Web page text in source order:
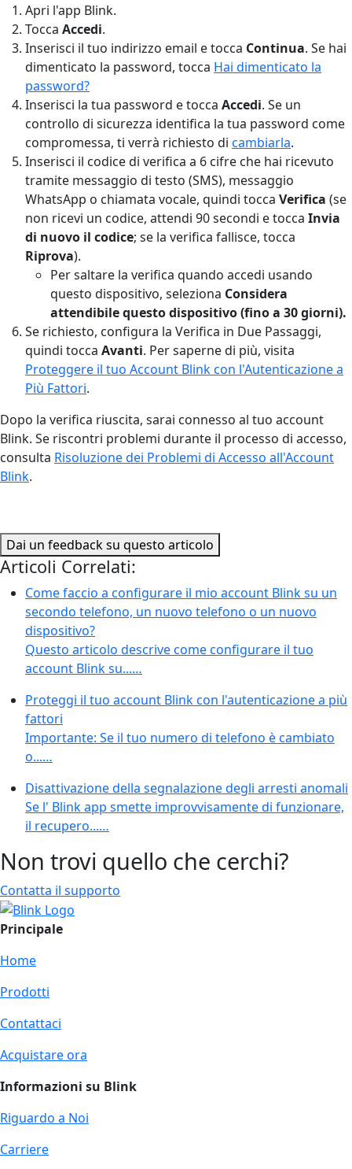
Apri l'app Blink.
Tocca Accedi.
Inserisci il tuo indirizzo email e tocca Continua. Se hai
dimenticato la password, tocca Hai dimenticato la
password?
Inserisci la tua password e tocca Accedi. Se un
controllo di sicurezza identifica la tua password come
compromessa, ti verrà richiesto di cambiarla.
Inserisci il codice di verifica a 6 cifre che hai ricevuto
tramite messaggio di testo (SMS), messaggio
WhatsApp o chiamata vocale, quindi tocca Verifica (se
non ricevi un codice, attendi 90 secondi e tocca Invia
di nuovo il codice; se la verifica fallisce, tocca
Riprova).
Per saltare la verifica quando accedi usando
questo dispositivo, seleziona Considera
attendibile questo dispositivo (fino a 30 giorni).
Se richiesto, configura la Verifica in Due Passaggi,
quindi tocca Avanti. Per saperne di più, visita
Proteggere il tuo Account Blink con l'Autenticazione a
Più Fattori.
Dopo la verifica riuscita, sarai connesso al tuo account
Blink. Se riscontri problemi durante il processo di accesso,
consulta Risoluzione dei Problemi di Accesso all'Account
Blink.
Dai un feedback su questo articolo
Articoli Correlati:
Come faccio a configurare il mio account Blink su un
secondo telefono, un nuovo telefono o un nuovo
dispositivo?
Questo articolo descrive come configurare il tuo
account Blink su...…
Proteggi il tuo account Blink con l'autenticazione a più
fattori
Importante: Se il tuo numero di telefono è cambiato
o...…
Disattivazione della segnalazione degli arresti anomali
Se l' Blink app smette improvvisamente di funzionare,
il recupero...…
Non trovi quello che cerchi?
Contatta il supporto
Principale
Home
Prodotti
Contattaci
Acquistare ora
Informazioni su Blink
Riguardo a Noi
Carriere